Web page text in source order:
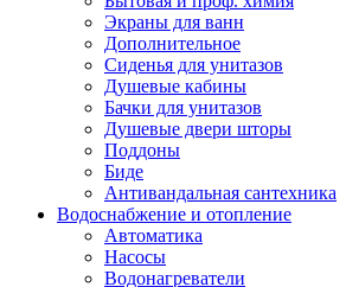
Экраны для ванн
Дополнительное
Сиденья для унитазов
Душевые кабины
Бачки для унитазов
Душевые двери шторы
Поддоны
Биде
Антивандальная сантехника
Водоснабжение и отопление
Автоматика
Насосы
Водонагреватели